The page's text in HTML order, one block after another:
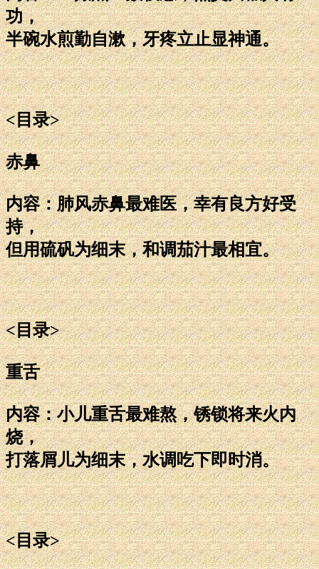
功，
半碗水煎勤自漱，牙疼立止显神通。
<目录>
赤鼻
内容：肺风赤鼻最难医，幸有良方好受
持，
但用硫矾为细末，和调茄汁最相宜。
<目录>
重舌
内容：小儿重舌最难熬，锈锁将来火内
烧，
打落屑儿为细末，水调吃下即时消。
<目录>